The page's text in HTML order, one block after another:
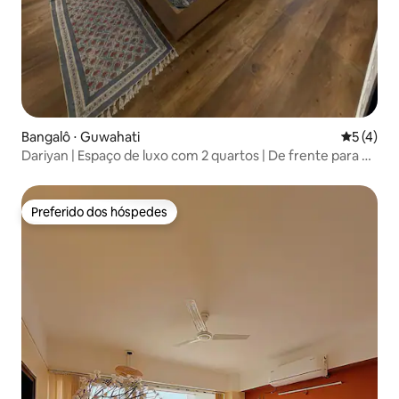
Bangalô ⋅ Guwahati 5 de
5 (4)
Dariyan | Espaço de luxo com 2 quartos | De frente para o
Preferido dos hóspedes
Preferido dos hóspedes